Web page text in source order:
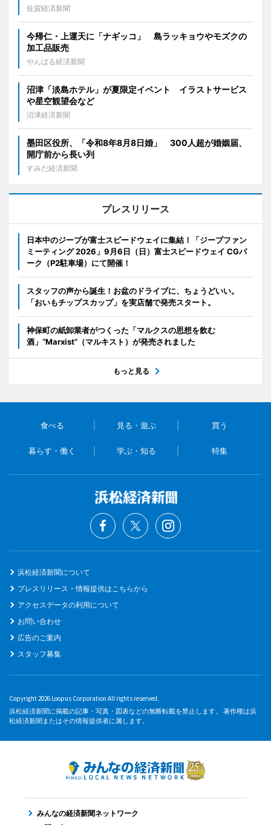
佐賀経済新聞
今帰仁・上運天に「ナギッコ」 島ラッキョウやモズクの
加工品販売
やんばる経済新聞
沼津「淡島ホテル」が夏限定イベント イラストサービス
や星空観望会など
沼津経済新聞
墨田区役所、「令和8年8月8日婚」 300人超が婚姻届、
開庁前から長い列
すみだ経済新聞
プレスリリース
日本中のジープが富士スピードウェイに集結！「ジープファン
ミーティング 2026」9月6日（日）富士スピードウェイ CGパ
ーク（P2駐車場）にて開催！
スタッフの声から誕生！お盆のドライブに、ちょうどいい。
「おいもチップスカップ」を実店舗で発売スタート。
神保町の紙卸業者がつくった「マルクスの思想を飲む
酒」“Marxist”（マルキスト）が発売されました
もっと見る
食べる 見る・遊ぶ 買う
暮らす・働く 学ぶ・知る 特集
浜松経済新聞について
プレスリリース・情報提供はこちらから
アクセスデータの利用について
お問い合わせ
広告のご案内
スタッフ募集
Copyright 2026 Loopus Corporation All rights reserved.
浜松経済新聞に掲載の記事・写真・図表などの無断転載を禁止します。 著作権は浜
松経済新聞またはその情報提供者に属します。
みんなの経済新聞ネットワーク